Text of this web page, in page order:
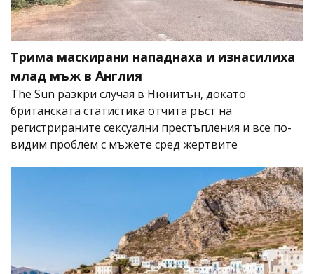
Трима маскирани нападнаха и изнасилиха
млад мъж в Англия
The Sun разкри случая в Нюнитън, докато
британската статистика отчита ръст на
регистрираните сексуални престъпления и все по-
видим проблем с мъжете сред жертвите